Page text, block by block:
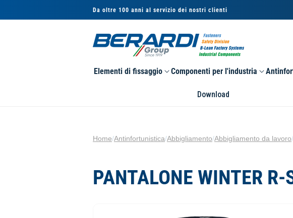
ai contenuti
Da oltre 100 anni al servizio dei nostri clienti
Elementi di fissaggio Componenti per l'industria
Download
Home/Antinfortunistica/Abbigliamento/Abbigliamento da lavoro/
PANTALONE WINTER R-